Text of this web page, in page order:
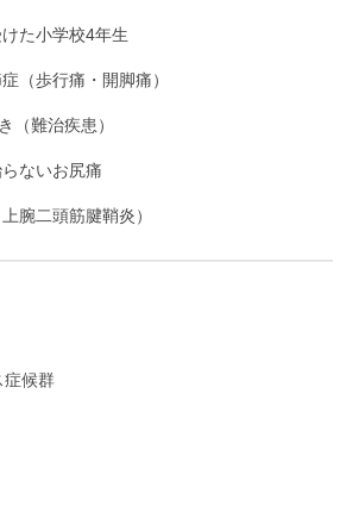
た小学校4年生
歩行痛・開脚痛）
難治疾患）
ないお尻痛
腕二頭筋腱鞘炎）
症候群